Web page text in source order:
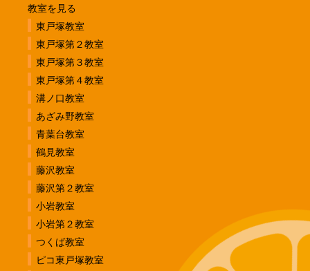
教室を見る
東戸塚教室
東戸塚第２教室
東戸塚第３教室
東戸塚第４教室
溝ノ口教室
あざみ野教室
青葉台教室
鶴見教室
藤沢教室
藤沢第２教室
小岩教室
小岩第２教室
つくば教室
ピコ東戸塚教室